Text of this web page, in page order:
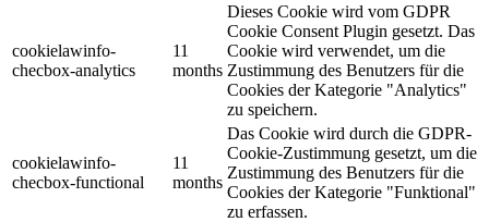
cookielawinfo-
checbox-analytics
11
months
Dieses Cookie wird vom GDPR
Cookie Consent Plugin gesetzt. Das
Cookie wird verwendet, um die
Zustimmung des Benutzers für die
Cookies der Kategorie "Analytics"
zu speichern.
cookielawinfo-
checbox-functional
11
months
Das Cookie wird durch die GDPR-
Cookie-Zustimmung gesetzt, um die
Zustimmung des Benutzers für die
Cookies der Kategorie "Funktional"
zu erfassen.